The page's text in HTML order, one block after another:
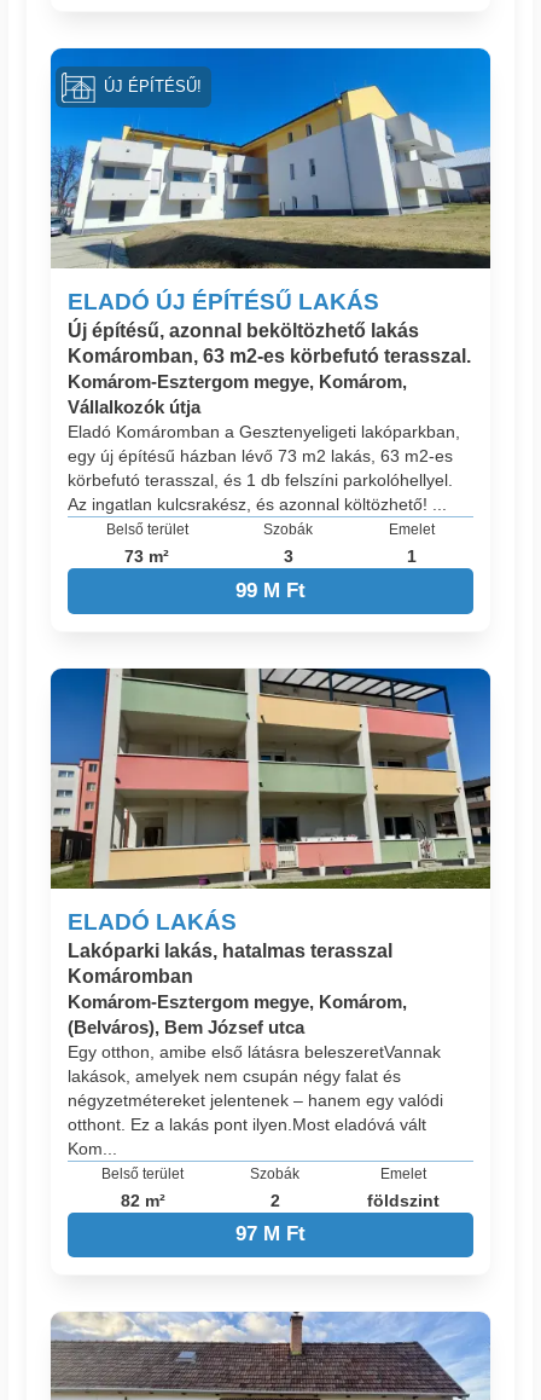
ELADÓ ÚJ ÉPÍTÉSŰ LAKÁS
Új építésű, azonnal beköltözhető lakás
Komáromban, 63 m2-es körbefutó terasszal.
Komárom-Esztergom megye, Komárom,
Vállalkozók útja
Eladó Komáromban a Gesztenyeligeti lakóparkban,
egy új építésű házban lévő 73 m2 lakás, 63 m2-es
körbefutó terasszal, és 1 db felszíni parkolóhellyel.
Az ingatlan kulcsrakész, és azonnal költözhető! ...
Belső terület
73 m²
Szobák
3
Emelet
1
99 M Ft
ÚJ ÉPÍTÉSŰ!
ELADÓ LAKÁS
Lakóparki lakás, hatalmas terasszal
Komáromban
Komárom-Esztergom megye, Komárom,
(Belváros), Bem József utca
Egy otthon, amibe első látásra beleszeret ​Vannak
lakások, amelyek nem csupán négy falat és
négyzetmétereket jelentenek – hanem egy valódi
otthont. ​Ez a lakás pont ilyen. ​Most eladó​vá vált
Kom...
Belső terület
82 m²
Szobák
2
Emelet
földszint
97 M Ft